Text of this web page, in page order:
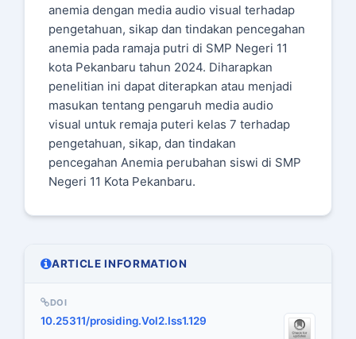
anemia dengan media audio visual terhadap
pengetahuan, sikap dan tindakan pencegahan
anemia pada ramaja putri di SMP Negeri 11
kota Pekanbaru tahun 2024. Diharapkan
penelitian ini dapat diterapkan atau menjadi
masukan tentang pengaruh media audio
visual untuk remaja puteri kelas 7 terhadap
pengetahuan, sikap, dan tindakan
pencegahan Anemia perubahan siswi di SMP
Negeri 11 Kota Pekanbaru.
ARTICLE INFORMATION
DOI
10.25311/prosiding.Vol2.Iss1.129